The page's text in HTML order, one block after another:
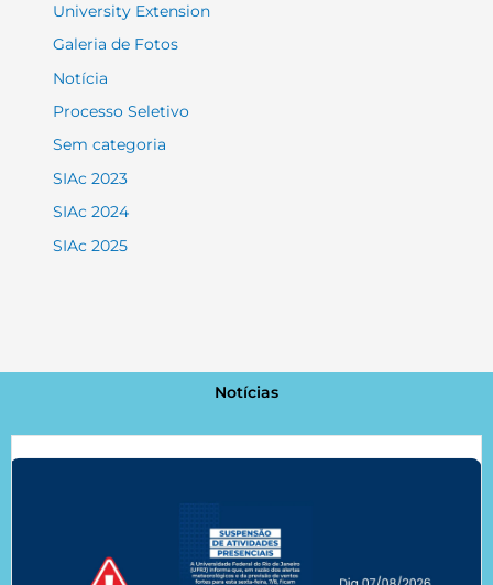
University Extension
Galeria de Fotos
Notícia
Processo Seletivo
Sem categoria
SIAc 2023
SIAc 2024
SIAc 2025
Notícias